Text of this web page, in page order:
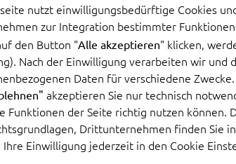
nutzt einwilligungsbedürftige Cookies
zur Integration bestimmter
den Button "Alle akzeptieren" klicken,
Nach der Einwilligung verarbeiten wir
Daten für verschiedene Zwecke.
akzeptieren Sie nur technisch
Funktionen der Seite richtig nutzen
Drittunternehmen finden Sie
Ihre Einwilligung jederzeit in den Cookie
So profitieren Sie:
Ihr Team
automatisch
KI-Assistenz
Kunden